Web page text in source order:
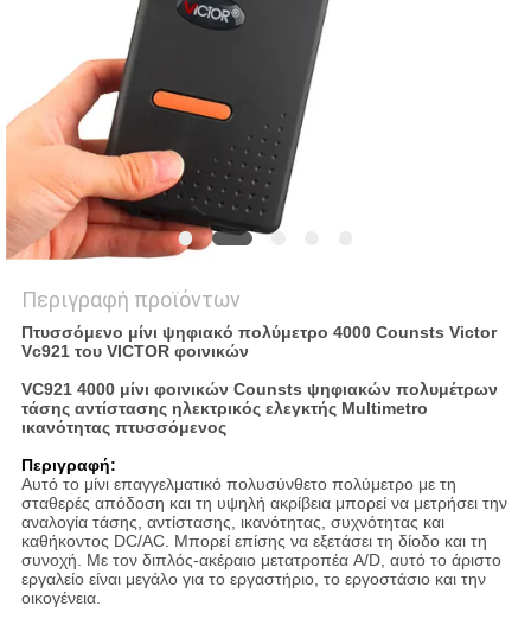
Περιγραφή προϊόντων
Πτυσσόμενο μίνι ψηφιακό πολύμετρο 4000 Counsts Victor
Vc921 του VICTOR φοινικών
VC921 4000 μίνι φοινικών Counsts ψηφιακών πολυμέτρων
τάσης αντίστασης ηλεκτρικός ελεγκτής Multimetro
ικανότητας πτυσσόμενος
Περιγραφή:
Αυτό το μίνι επαγγελματικό πολυσύνθετο πολύμετρο με τη
σταθερές απόδοση και τη υψηλή ακρίβεια μπορεί να μετρήσει την
αναλογία τάσης, αντίστασης, ικανότητας, συχνότητας και
καθήκοντος DC/AC. Μπορεί επίσης να εξετάσει τη δίοδο και τη
συνοχή. Με τον διπλός-ακέραιο μετατροπέα A/D, αυτό το άριστο
εργαλείο είναι μεγάλο για το εργαστήριο, το εργοστάσιο και την
οικογένεια.